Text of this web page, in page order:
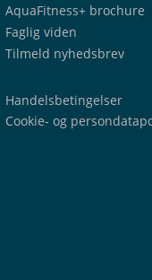
AquaFitness+ brochure
Faglig viden
Tilmeld nyhedsbrev
Handelsbetingelser
Cookie- og